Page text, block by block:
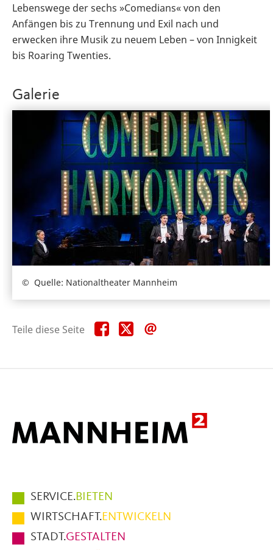
Lebenswege der sechs »Comedians« von den
Anfängen bis zu Trennung und Exil nach und
erwecken ihre Musik zu neuem Leben – von Innigkeit
bis Roaring Twenties.
Galerie
Quelle: Nationaltheater Mannheim
Teile diese Seite Teile
diese
Teile
diese
Hauptmenüpunkte
im
Fußbereich
der
SERVICE.BIETEN
WIRTSCHAFT.ENTWICKELN
STADT.GESTALTEN